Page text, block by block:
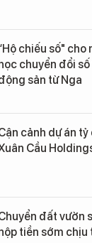
chiếu số" cho
chuyển đổi
sản từ Nga
cảnh dự án
Cầu
đất vườn
tiền sớm chịu